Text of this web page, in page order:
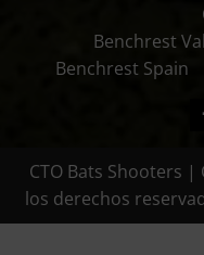
Benchrest
Benchrest Spain
CTO Bats Shooters
los derechos